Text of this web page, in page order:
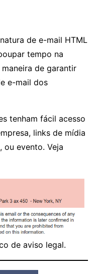
de e-mail HTML
tempo na
de garantir
e-mail dos
tenham fácil acesso
links de mídia
ou evento. Veja
de aviso legal.